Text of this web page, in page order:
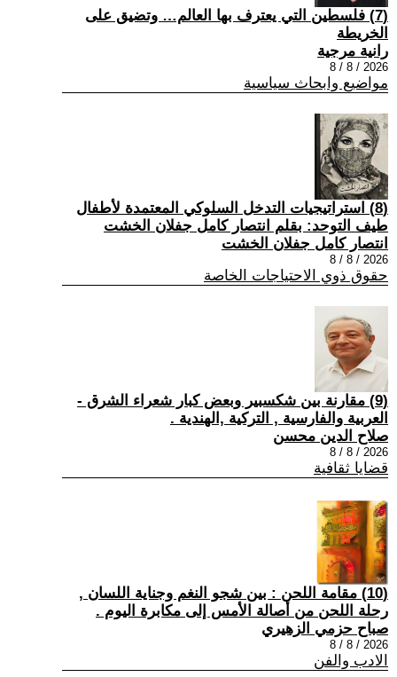
(7) فلسطين التي يعترف بها العالم… وتضيق على
الخريطة
رانية مرجية
2026 / 8 / 8
مواضيع وابحاث سياسية
(8) استراتيجيات التدخل السلوكي المعتمدة لأطفال
طيف التوحد: بقلم انتصار كامل جفلان الخشت
انتصار كامل جفلان الخشت
2026 / 8 / 8
حقوق ذوي الاحتياجات الخاصة
(9) مقارنة بين شكسبير وبعض كبار شعراء الشرق -
العربية والفارسية , التركية ,الهندية .
صلاح الدين محسن
2026 / 8 / 8
قضايا ثقافية
(10) مقامة اللحن : بين شجو النغم وجناية اللسان ,
رحلة اللحن من أصالة الأمس إلى مكابرة اليوم .
صباح حزمي الزهيري
2026 / 8 / 8
الادب والفن